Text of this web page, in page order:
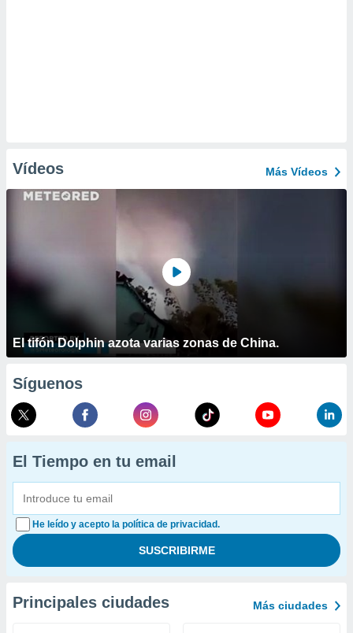
Vídeos Más Vídeos
El tifón Dolphin azota varias zonas de China.
Síguenos
El Tiempo en tu email
He leído y acepto la política de privacidad.
Principales ciudades Más ciudades